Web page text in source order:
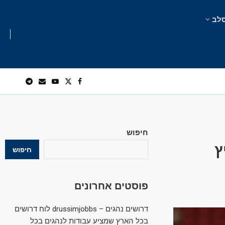
חיפוש
חיפוש
פוסטים אחרונים
דרושים נהגים – drussimjobbs לוח דרושים
בכל הארץ שמציע עבודות לנהגים בכל